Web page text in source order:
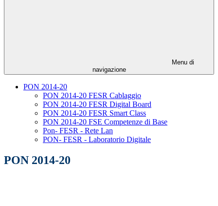
Menu di
navigazione
PON 2014-20
PON 2014-20 FESR Cablaggio
PON 2014-20 FESR Digital Board
PON 2014-20 FESR Smart Class
PON 2014-20 FSE Competenze di Base
Pon- FESR - Rete Lan
PON- FESR - Laboratorio Digitale
PON 2014-20